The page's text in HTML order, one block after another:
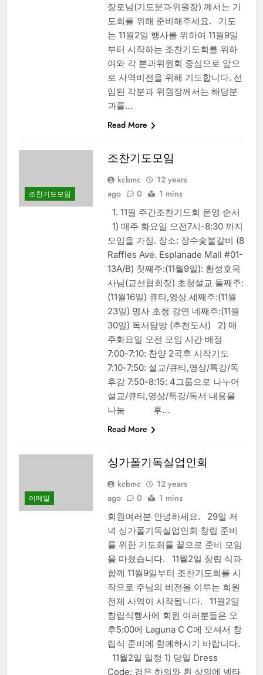
장로님(기도분과위원장) 께서는 기
도회를 위해 준비해주세요. 기도
는 11월2일 행사를 위하여 11월9일
부터 시작하는 조찬기도회를 위하
여와 각 분과위원회 중심으로 앞으
로 사역비전을 위해 기도합니다. 선
임된 각분과 위원장께서는 해당분
과를…
Read More
조찬기도모임
조찬기도모임
kcbmc
12 years
ago
0 1 mins
1. 11월 주간조찬기도회 운영 순서
1) 매주 화요일 오전7시-8:30 까지
모임을 가짐. 장소: 장수숯불갈비 (8
Raffles Ave. Esplanade Mall #01-
13A/B) 첫째주:(11월9일): 황성호목
사님(교선협회장) 초청설교 둘째주:
(11월16일) 큐티,영상 세째주:(11월
23일) 명사 초청 강연 네째주:(11월
30일) 독서탐방 (추천도서) 2) 매
주화요일 오전 모임 시간 배정
7:00-7:10: 찬양 2곡후 시작기도
7:10-7:50: 설교/큐티,영상/특강/독
후감 7:50-8:15: 4그룹으로 나누어
설교/큐티,영상/특강/독서 내용을
나눔 후…
Read More
이메일
싱가폴기독실업인회
kcbmc
12 years
ago
0 1 mins
회원여러분 안녕하세요. 29일 저
녁 싱가폴기독실업인회 창립 준비
를 위한 기도회를 끝으로 준비 모임
을 마쳤습니다. 11월2일 창립 식과
함께 11월9일부터 조찬기도회를 시
작으로 주님의 비전을 이루는 회원
전체 사역이 시작됩니다. 11월2일
창립식행사에 회원 여러분들은 오
후5:00에 Laguna C C에 오셔서 창
립식 준비에 함께하시기 바랍니다.
11월2일 일정 1) 당일 Dress
Code: 검은 하의와 흰 상의에 넥타